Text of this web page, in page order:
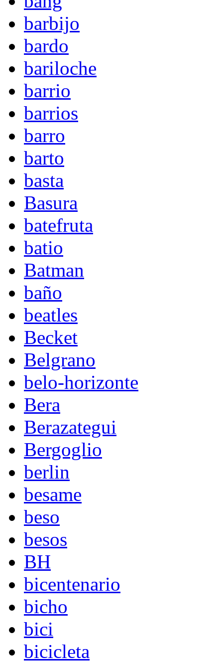
barbijo
bardo
bariloche
barrio
barrios
barro
barto
basta
Basura
batefruta
batio
Batman
baño
beatles
Becket
Belgrano
belo-horizonte
Bera
Berazategui
Bergoglio
berlin
besame
beso
besos
BH
bicentenario
bicho
bici
bicicleta